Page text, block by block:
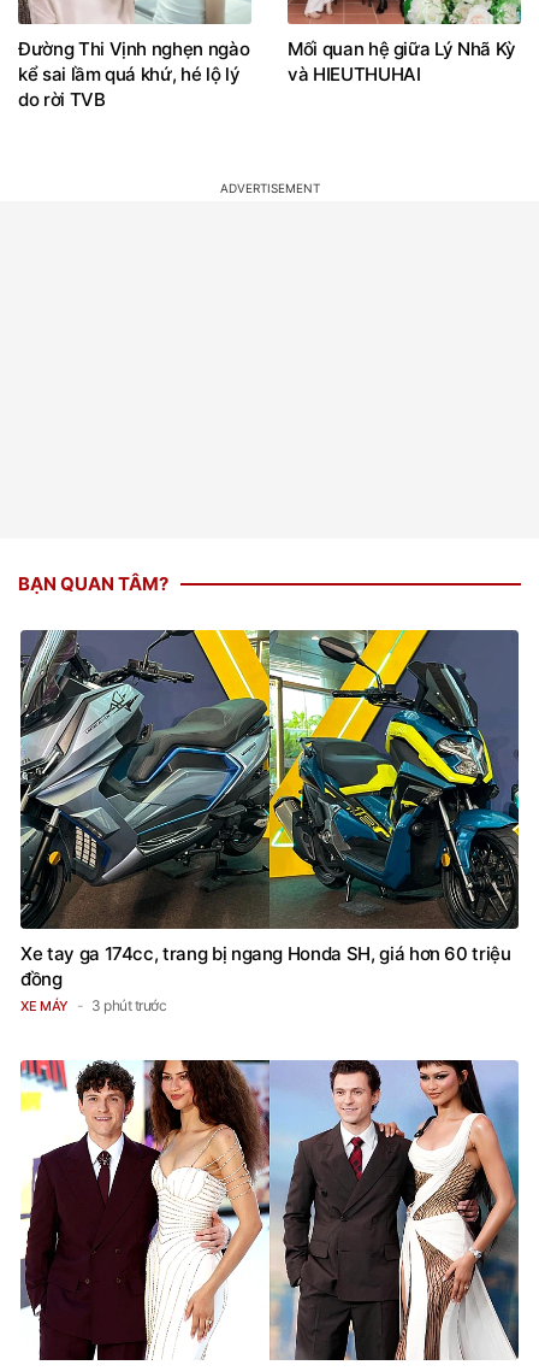
Đường Thi Vịnh nghẹn ngào
kể sai lầm quá khứ, hé lộ lý
do rời TVB
Mối quan hệ giữa Lý Nhã Kỳ
và HIEUTHUHAI
BẠN QUAN TÂM?
Xe tay ga 174cc, trang bị ngang Honda SH, giá hơn 60 triệu
đồng
XE MÁY 3 phút trước